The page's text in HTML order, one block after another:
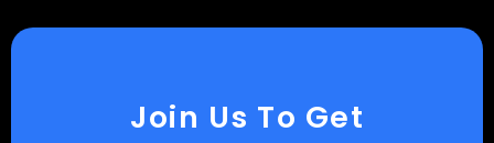
Join Us To Get